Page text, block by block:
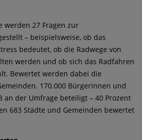
werden 27 Fragen zur
– beispielsweise, ob das
bedeutet, ob die Radwege von
werden und ob sich das Radfahren
Bewertet werden dabei die
170.000 Bürgerinnen und
an der Umfrage beteiligt – 40 Prozent
683 Städte und Gemeinden bewertet